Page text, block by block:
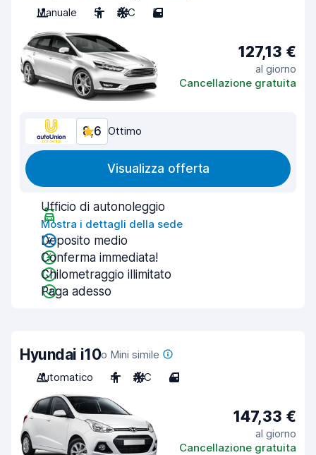
Manuale
5 A/C 5
127,13 €
al giorno
Cancellazione gratuita
8,6 Ottimo
Visualizza offerta
Ufficio di autonoleggio
Mostra i dettagli della sede
Deposito medio
Conferma immediata!
Chilometraggio illimitato
Paga adesso
Hyundai i10o Mini simile
Automatico
4 A/C 4
147,33 €
al giorno
Cancellazione gratuita